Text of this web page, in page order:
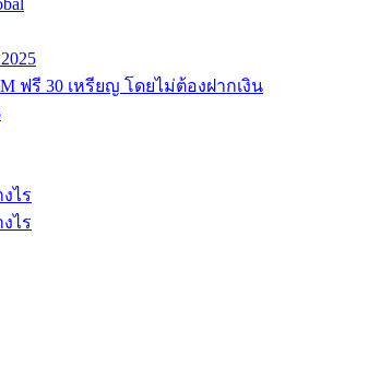
ฟรี 30 เหรียญ โดยไม่ต้องฝากเงิน
ไร
ไร